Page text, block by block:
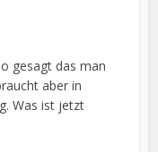
gesagt das man
aber in
Was ist jetzt